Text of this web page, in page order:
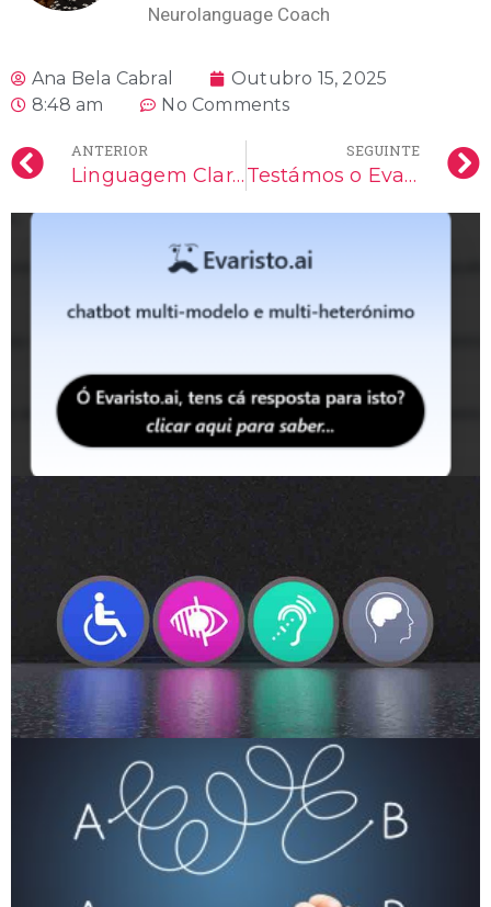
Neurolanguage Coach
Ana Bela Cabral
Outubro 15, 2025
8:48 am
No Comments
ANTERIOR
Linguagem Clara: Comunicar para Todos
SEGUINTE
Testámos o Evaristo.ai: consegue transformar burocratês em linguagem clara?